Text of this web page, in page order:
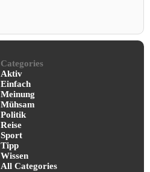
Categories
Aktiv
Einfach
Meinung
Mühsam
Politik
Reise
Sport
Tipp
Wissen
All Categories